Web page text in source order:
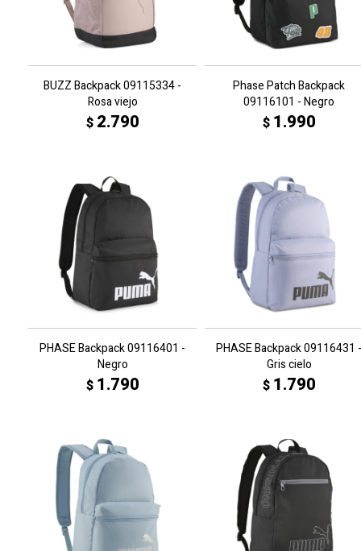
BUZZ Backpack 09115334 -
Rosa viejo
$ 2.790
Phase Patch Backpack
09116101 - Negro
$ 1.990
PHASE Backpack 09116401 -
Negro
$ 1.790
PHASE Backpack 09116431 -
Gris cielo
$ 1.790